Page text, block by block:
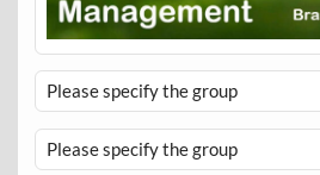
Please specify the group
Please specify the group